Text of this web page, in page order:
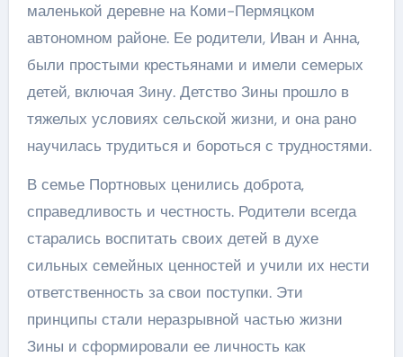
маленькой деревне на Коми-Пермяцком
автономном районе. Ее родители, Иван и Анна,
были простыми крестьянами и имели семерых
детей, включая Зину. Детство Зины прошло в
тяжелых условиях сельской жизни, и она рано
научилась трудиться и бороться с трудностями.
В семье Портновых ценились доброта,
справедливость и честность. Родители всегда
старались воспитать своих детей в духе
сильных семейных ценностей и учили их нести
ответственность за свои поступки. Эти
принципы стали неразрывной частью жизни
Зины и сформировали ее личность как